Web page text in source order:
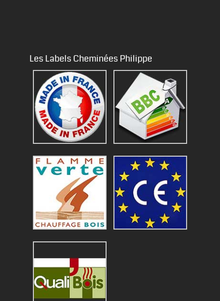
Les Labels Cheminées Philippe